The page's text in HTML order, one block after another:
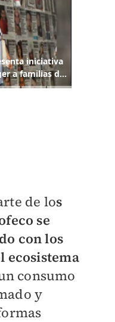
de los
se
con los
ecosistema
consumo
y